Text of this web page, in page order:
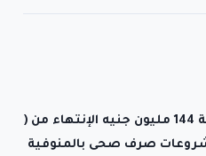
بتكلفة 144 مليون جنيه الإنتهاء من (